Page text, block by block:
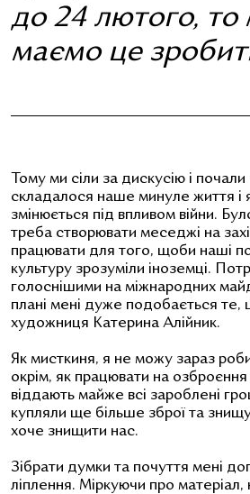
до 24 лютого, то
маємо це
Тому ми сіли за дискусію і
складалося наше минуле життя і
змінюється під впливом війни.
треба створювати меседжі на
працювати для того, щоби наші
культуру зрозуміли іноземці.
голоснішими на міжнародних
плані мені дуже подобається
художниця Катерина Алійник.
Як мисткиня, я не можу зараз
окрім, як працювати на
віддають майже всі зароблені
купляли ще більше зброї та
хоче знищити нас.
Зібрати думки та почуття мені
ліплення. Міркуючи про матеріал,